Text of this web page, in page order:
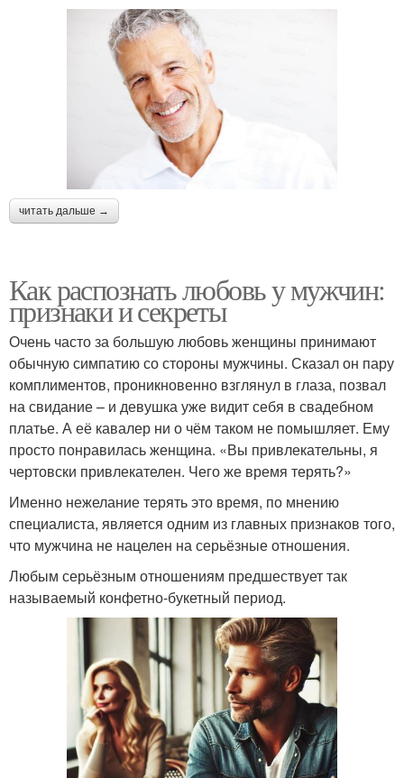
читать дальше →
Как распознать любовь у мужчин:
признаки и секреты
Очень часто за большую любовь женщины принимают
обычную симпатию со стороны мужчины. Сказал он пару
комплиментов, проникновенно взглянул в глаза, позвал
на свидание – и девушка уже видит себя в свадебном
платье. А её кавалер ни о чём таком не помышляет. Ему
просто понравилась женщина. «Вы привлекательны, я
чертовски привлекателен. Чего же время терять?»
Именно нежелание терять это время, по мнению
специалиста, является одним из главных признаков того,
что мужчина не нацелен на серьёзные отношения.
Любым серьёзным отношениям предшествует так
называемый конфетно-букетный период.